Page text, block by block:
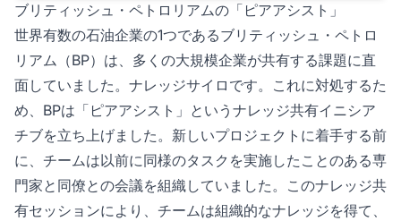
ブリティッシュ・ペトロリアムの「ピアアシスト」
世界有数の石油企業の1つであるブリティッシュ・ペトロ
リアム（BP）は、多くの大規模企業が共有する課題に直
面していました。ナレッジサイロです。これに対処するた
め、BPは「ピアアシスト」というナレッジ共有イニシア
チブを立ち上げました。新しいプロジェクトに着手する前
に、チームは以前に同様のタスクを実施したことのある専
門家と同僚との会議を組織していました。このナレッジ共
有セッションにより、チームは組織的なナレッジを得て、